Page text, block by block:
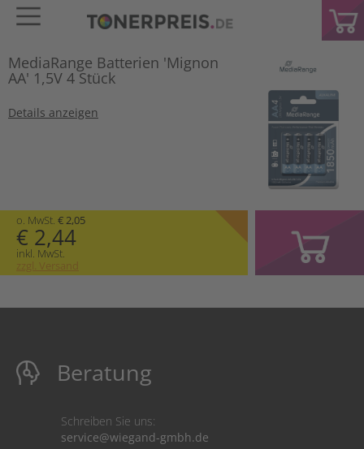
MediaRange Batterien 'Mignon
AA' 1,5V 4 Stück
Details anzeigen
o. MwSt. € 2,05
€ 2,44
inkl. MwSt.
zzgl. Versand
Beratung
Schreiben Sie uns:
service@wiegand-gmbh.de